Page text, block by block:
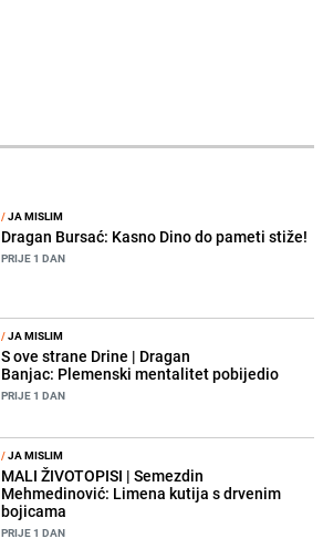
/JA MISLIM
Dragan Bursać: Kasno Dino do pameti stiže!
PRIJE 1 DAN
/JA MISLIM
S ove strane Drine | Dragan
Banjac: Plemenski mentalitet pobijedio
PRIJE 1 DAN
/JA MISLIM
MALI ŽIVOTOPISI | Semezdin
Mehmedinović: Limena kutija s drvenim
bojicama
PRIJE 1 DAN